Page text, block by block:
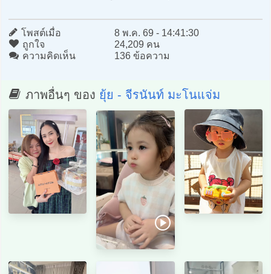
โพสต์เมื่อ
8 พ.ค. 69 - 14:41:30
ถูกใจ
24,209 คน
ความคิดเห็น
136 ข้อความ
ภาพอื่นๆ ของ ยุ้ย - จีรนันท์ มะโนแจ่ม